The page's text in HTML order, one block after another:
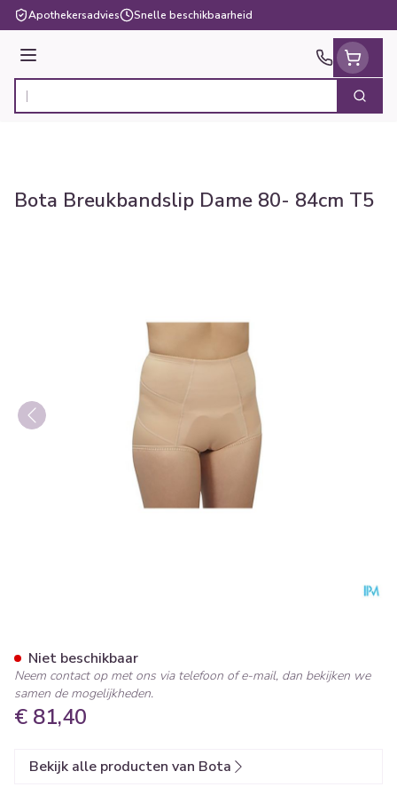
Ga naar de inhoud
Apothekersadvies Snelle beschikbaarheid
Menu
Product, merk, categorie... Zoek
Bota Breukbandslip Dame 80- 84cm T5
€ 81,40
Niet beschikbaar
Neem contact op met ons via telefoon of e-mail, dan bekijken we
samen de mogelijkheden.
Bekijk alle producten van Bota